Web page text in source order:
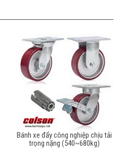
Bánh xe đẩy công nghiệp chịu tải
trọng nặng (540~680kg)